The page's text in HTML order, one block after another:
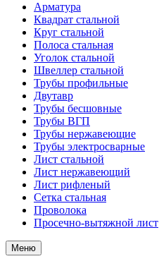
Арматура
Квадрат стальной
Круг стальной
Полоса стальная
Уголок стальной
Швеллер стальной
Трубы профильные
Двутавр
Трубы бесшовные
Трубы ВГП
Трубы нержавеющие
Трубы электросварные
Лист стальной
Лист нержавеющий
Лист рифленый
Сетка стальная
Проволока
Просечно-вытяжной лист
Меню